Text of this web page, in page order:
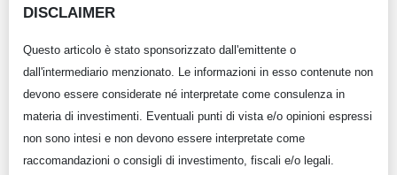
DISCLAIMER
Questo articolo è stato sponsorizzato dall'emittente o
dall'intermediario menzionato. Le informazioni in esso contenute non
devono essere considerate né interpretate come consulenza in
materia di investimenti. Eventuali punti di vista e/o opinioni espressi
non sono intesi e non devono essere interpretate come
raccomandazioni o consigli di investimento, fiscali e/o legali.